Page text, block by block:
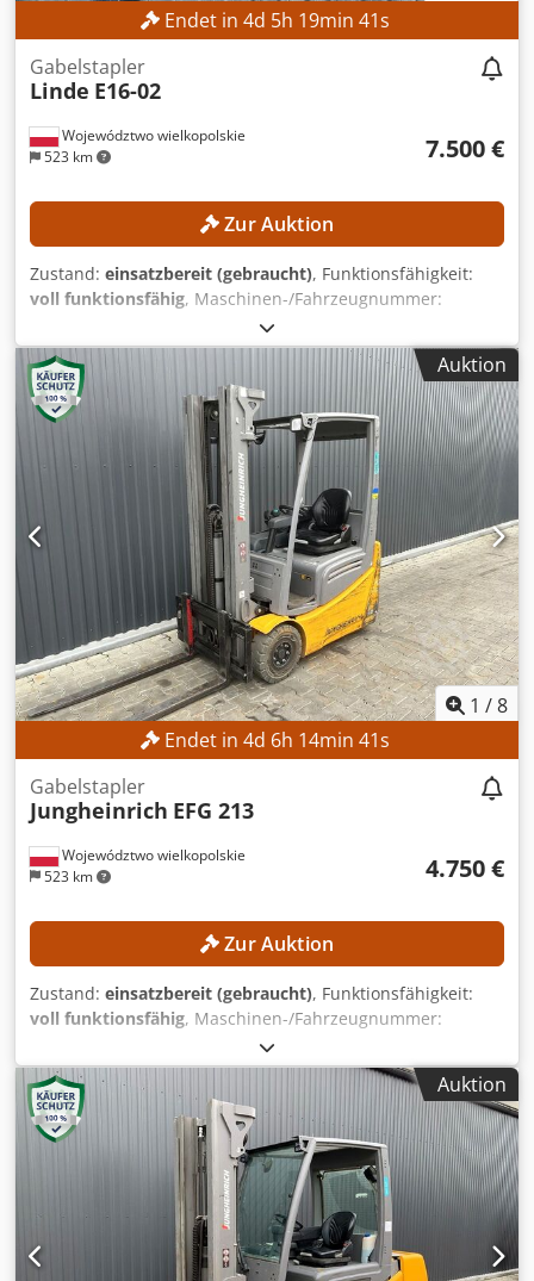
Endet in 4d 5h 19min 40s
Województwo wielkopolskie
523 km
Gabelstapler
Linde E16-02
7.500 €
Zur Auktion
Zustand: einsatzbereit (gebraucht), Funktionsfähigkeit:
voll funktionsfähig, Maschinen-/Fahrzeugnummer:
2017, Betriebsstunden:
Hubhöhe:4.625 mm, Freihub:1.500 mm, Bauhöhe:2.121
mm, Ausstattung:
, Kein Mindestpreis -
garantierter Verkauf zum höchsten Gebot! TECHNISCHE
DETAILS Hubhöhe: 4.625 mm Bauhöhe: 2.121 mm Freihub:
1.500 mm MASCHINEN-DETAILS Masttyp: Triplexmast mit
Freihub Batteriespannung: 48 V Batteriekapazität: 585 Ah
Bereifung: neu Dedpfjzrlwisx Ai Nock Betriebsstunden:
5.612 h AUSSTATTUNG Kabine Batterie Ladegerät
Seitenschieber Externe Referenz: SL11370SP
Auktion
1 /8
Endet in 4d 6h 14min 40s
Województwo wielkopolskie
523 km
Gabelstapler
Jungheinrich EFG 213
4.750 €
Zur Auktion
Zustand: einsatzbereit (gebraucht), Funktionsfähigkeit:
voll funktionsfähig, Maschinen-/Fahrzeugnummer:
, Betriebsstunden:
Hubhöhe:4.700 mm, Freihub:1.535 mm, Masttyp:Triplex,
Bauhöhe:
2.125 mm , Ausstattung: Seitenschieber , Kein
Mindestpreis - garantierter Verkauf zum höchsten Gebot!
TECHNISCHE DETAILS Hubhöhe: 4.700 mm Bauhöhe: 2.125
mm Freihub: 1.535 mm MASCHINEN-DETAILS Masttyp:
Triplexmast mit Freihub Batteriespannung: 48 V
Batteriekapazität: 500 Ah Betriebsstunden: 17.268 h
AUSSTATTUNG Seitenschieber Batterie Ladegerät Externe
Referenz: SL12191SP Dcsdpfjzrlv Eex Ai Nek
Auktion